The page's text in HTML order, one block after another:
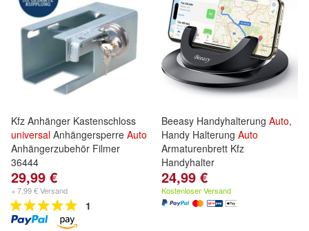
Kfz Anhänger Kastenschloss
universal Anhängersperre Auto
Anhängerzubehör Filmer
36444
29,99 €
+ 7,99 € Versand
1
Beeasy Handyhalterung Auto,
Handy Halterung Auto
Armaturenbrett Kfz
Handyhalter
24,99 €
Kostenloser Versand